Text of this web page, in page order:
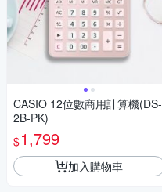
CASIO 12位數商用計算機(DS-
2B-PK)
$1,799
加入購物車